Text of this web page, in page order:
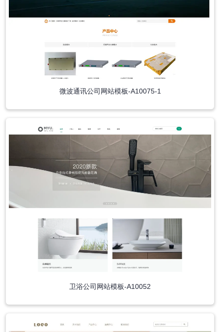
微波通讯公司网站模板-A10075-1
卫浴公司网站模板-A10052